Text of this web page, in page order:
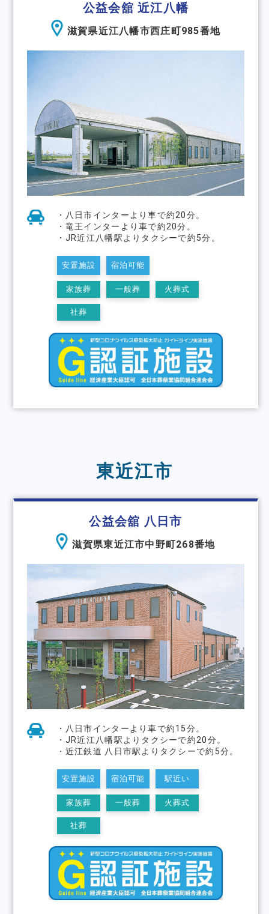
公益会舘 近江八幡
滋賀県近江八幡市西庄町985番地
・八日市インターより車で約20分。
・竜王インターより車で約20分。
・JR近江八幡駅よりタクシーで約5分。
安置施設 宿泊可能
家族葬 一般葬 火葬式
社葬
東近江市
公益会舘 八日市
滋賀県東近江市中野町268番地
・八日市インターより車で約15分。
・JR近江八幡駅よりタクシーで約20分。
・近江鉄道 八日市駅よりタクシーで約5分。
安置施設 宿泊可能 駅近い
家族葬 一般葬 火葬式
社葬